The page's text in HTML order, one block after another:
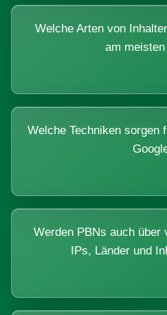
Welche Arten von
am
Welche Techniken sorgen
Werden PBNs auch über
IPs, Länder und